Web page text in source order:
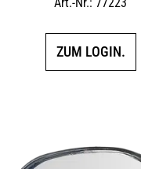
ZUM LOGIN.